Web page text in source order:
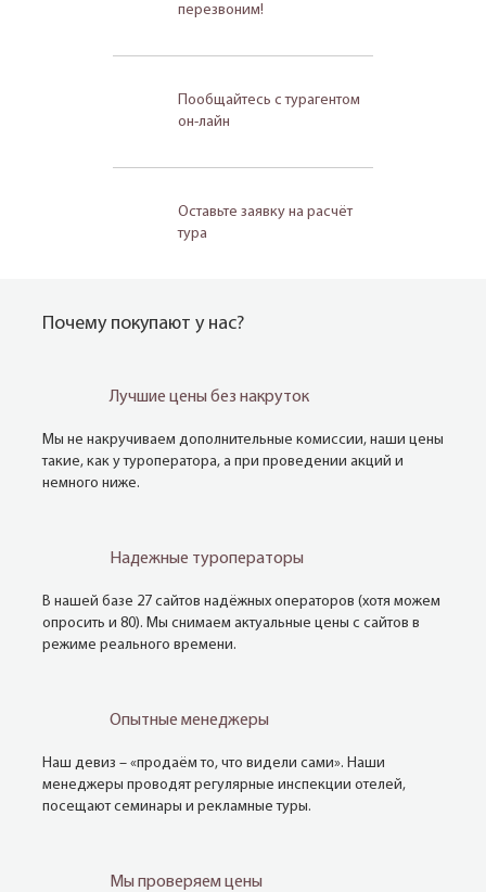
перезвоним!
Пообщайтесь с турагентом
он-лайн
Оставьте заявку на расчёт
тура
Почему покупают у нас?
Лучшие цены без накруток
Мы не накручиваем дополнительные комиссии, наши цены
такие, как у туроператора, а при проведении акций и
немного ниже.
Надежные туроператоры
В нашей базе 27 сайтов надёжных операторов (хотя можем
опросить и 80). Мы снимаем актуальные цены с сайтов в
режиме реального времени.
Опытные менеджеры
Наш девиз – «продаём то, что видели сами». Наши
менеджеры проводят регулярные инспекции отелей,
посещают семинары и рекламные туры.
Мы проверяем цены